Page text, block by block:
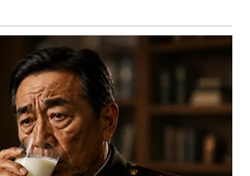
kojih ćete konačno pronaći